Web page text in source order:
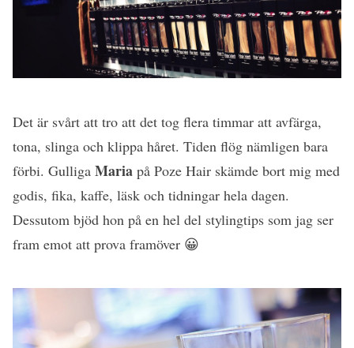
Det är svårt att tro att det tog flera timmar att avfärga,
tona, slinga och klippa håret. Tiden flög nämligen bara
förbi. Gulliga Maria på Poze Hair skämde bort mig med
godis, fika, kaffe, läsk och tidningar hela dagen.
Dessutom bjöd hon på en hel del stylingtips som jag ser
fram emot att prova framöver 😀